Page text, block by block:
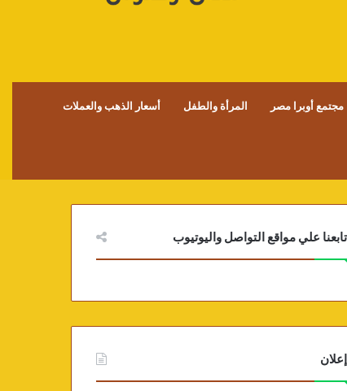
مجتمع أوبرا مصر المرأة والطفل أسعار الذهب والعملات
تابعنا علي مواقع التواصل واليوتيوب
إعلان